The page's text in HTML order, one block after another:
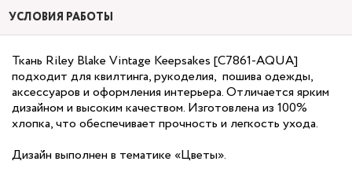
УСЛОВИЯ РАБОТЫ
Ткань Riley Blake Vintage Keepsakes [C7861-AQUA]
подходит для квилтинга, рукоделия, пошива одежды,
аксессуаров и оформления интерьера. Отличается ярким
дизайном и высоким качеством. Изготовлена из 100%
хлопка, что обеспечивает прочность и легкость ухода.
Дизайн выполнен в тематике «Цветы».